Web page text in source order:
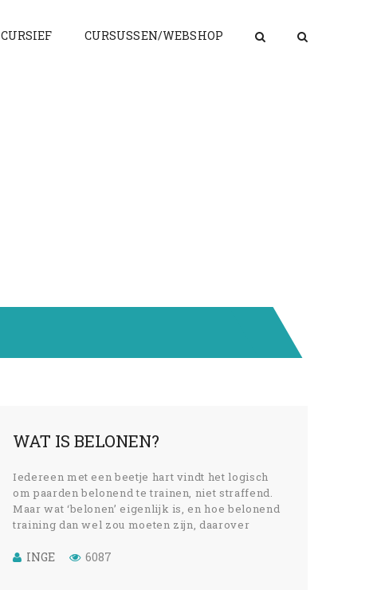
CURSIEF CURSUSSEN/WEBSHOP
WAT IS BELONEN?
Iedereen met een beetje hart vindt het logisch
om paarden belonend te trainen, niet straffend.
Maar wat ‘belonen’ eigenlijk is, en hoe belonend
training dan wel zou moeten zijn, daarover
INGE 6087